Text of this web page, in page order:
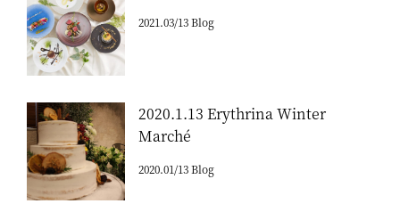
2021.03/13 Blog
2020.1.13 Erythrina Winter
Marché
2020.01/13 Blog